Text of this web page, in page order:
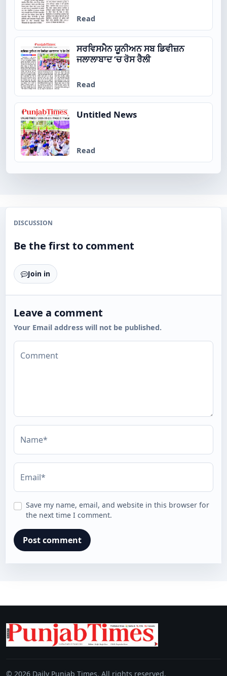
Read
ਸਰਵਿਸਮੈਨ ਯੂਨੀਅਨ ਸਬ ਡਿਵੀਜ਼ਨ
ਜਲਾਲਾਬਾਦ ‘ਚ ਰੋਸ ਰੈਲੀ
Read
Untitled News
Read
DISCUSSION
Be the first to comment
Join in
Leave a comment
Your Email address will not be published.
Comment
Name*
Email*
Save my name, email, and website in this browser for
the next time I comment.
© 2026 Daily Punjab Times. All rights reserved.